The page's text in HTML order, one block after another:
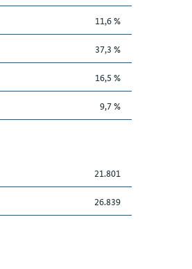
11,6 %
37,3 %
16,5 %
9,7 %
21.801
26.839